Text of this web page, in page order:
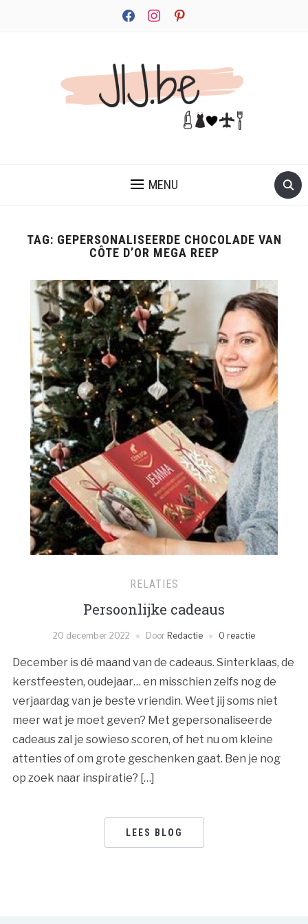
facebookinstagrampinterest
MENU
TAG: GEPERSONALISEERDE CHOCOLADE VAN
CÔTE D’OR MEGA REEP
RELATIES
Persoonlijke cadeaus
20 december 2022 Door Redactie 0 reactie
December is dé maand van de cadeaus. Sinterklaas, de
kerstfeesten, oudejaar… en misschien zelfs nog de
verjaardag van je beste vriendin. Weet jij soms niet
meer wat je moet geven? Met gepersonaliseerde
cadeaus zal je sowieso scoren, of het nu om kleine
attenties of om grote geschenken gaat. Ben je nog
op zoek naar inspiratie? […]
LEES BLOG